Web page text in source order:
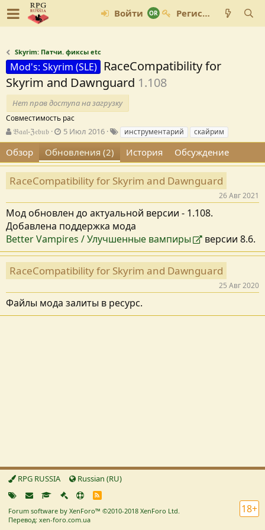
Войти Регистрация
Skyrim: Патчи. фиксы etc
Mod's: Skyrim (SLE)
RaceCompatibility for
Skyrim and Dawnguard 1.108
Нет прав доступа на загрузку
Совместимость рас
А
в
т
о
р
𝔅𝔞𝔞𝔩-ℨ𝔢𝔟𝔲𝔟
Д
а
т
а
с
о
д
а
н
и
5 Июл 2016
е
и
инструментарий скайрим
Обзор Обновления (2) История Обсуждение
RaceCompatibility for Skyrim and Dawnguard
26 Авг 2021
Мод обновлен до актуальной версии - 1.108.
Добавлена поддержка мода
Better Vampires / Улучшенные вампиры
версии 8.6.
RaceCompatibility for Skyrim and Dawnguard
25 Авг 2020
Файлы мода залиты в ресурс.
RPG RUSSIA Russian (RU)
R
S
18+
Forum software by XenForo™ ©2010-2018 XenForo Ltd.
Перевод: xen-foro.com.ua